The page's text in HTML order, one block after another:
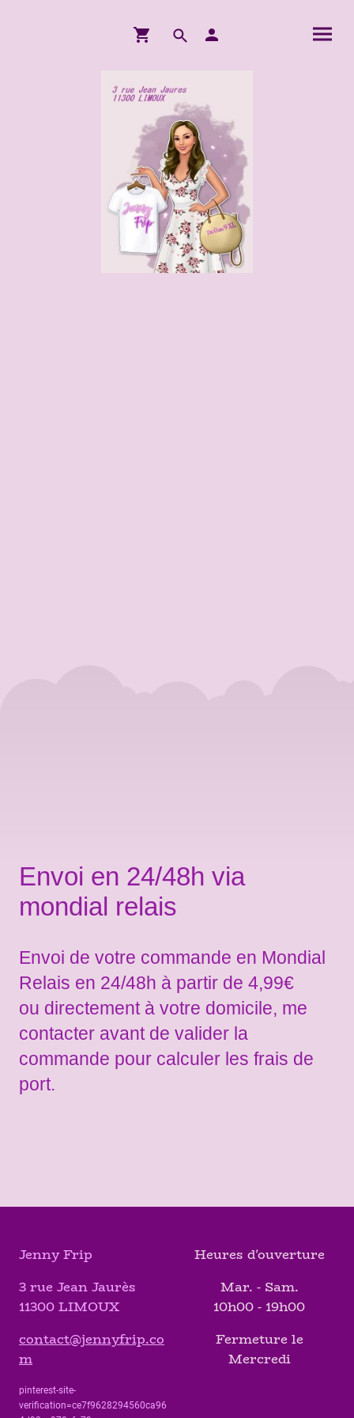
Envoi en 24/48h via
mondial relais
Envoi de votre commande en Mondial
Relais en 24/48h à partir de 4,99€
ou directement à votre domicile, me
contacter avant de valider la
commande pour calculer les frais de
port.
Jenny Frip
3 rue Jean Jaurès
11300 LIMOUX
contact@jennyfrip.co
m
pinterest-site-
verification=ce7f9628294560ca96
Heures d'ouverture
Mar. - Sam.
10h00 - 19h00
Fermeture le
Mercredi